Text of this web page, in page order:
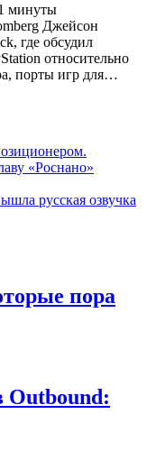
минуты
Джейсон
где обсудил
относительно
порты игр для…
«Роснано»
русская озвучка
пора
Outbound: